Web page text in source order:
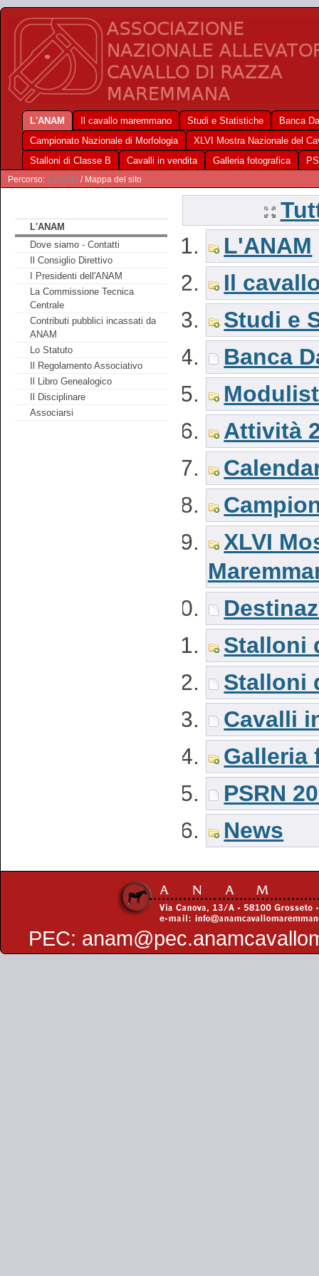
L'ANAM Il cavallo maremmano Studi e Statistiche
Banca
Campionato Nazionale di Morfologia
XLVI Mostra Nazionale del
Stalloni di Classe B
Cavalli in vendita Galleria fotografica
Percorso: L'ANAM / Mappa del sito
L'ANAM
Dove siamo - Contatti
Il Consiglio Direttivo
I Presidenti dell'ANAM
La Commissione Tecnica
Centrale
Contributi pubblici incassati da
ANAM
Lo Statuto
Il Regolamento Associativo
Il Libro Genealogico
Il Disciplinare
Associarsi
L'ANAM
Il
Studi e
Banca
Attività
XLVI
Stalloni
Stalloni
Cavalli
Galleria
PSRN
News
PEC: